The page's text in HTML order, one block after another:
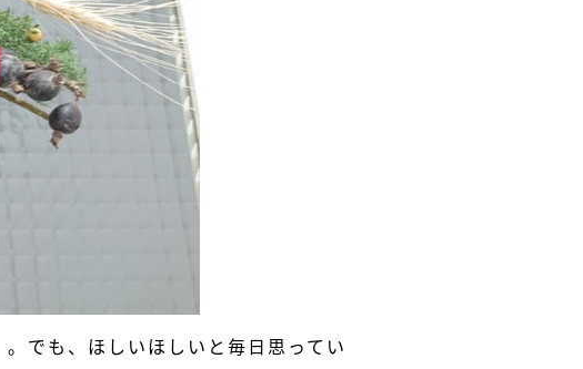
でも、ほしいほしいと毎日思ってい